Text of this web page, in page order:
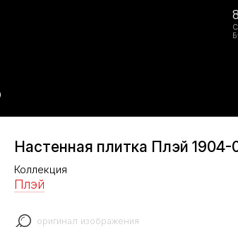
Настенная плитка Плэй
Коллекция
Плэй
оригинал изображения